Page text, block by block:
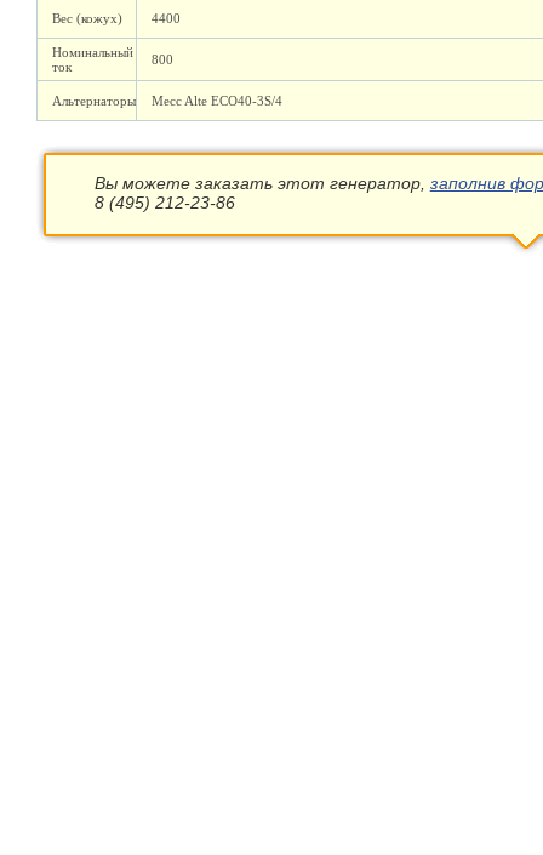
Вес (кожух) 4400
Номинальный
ток
800
Альтернаторы Mecc Alte ECO40-3S/4
Вы можете заказать этот генератор, заполнив
8 (495) 212-23-86